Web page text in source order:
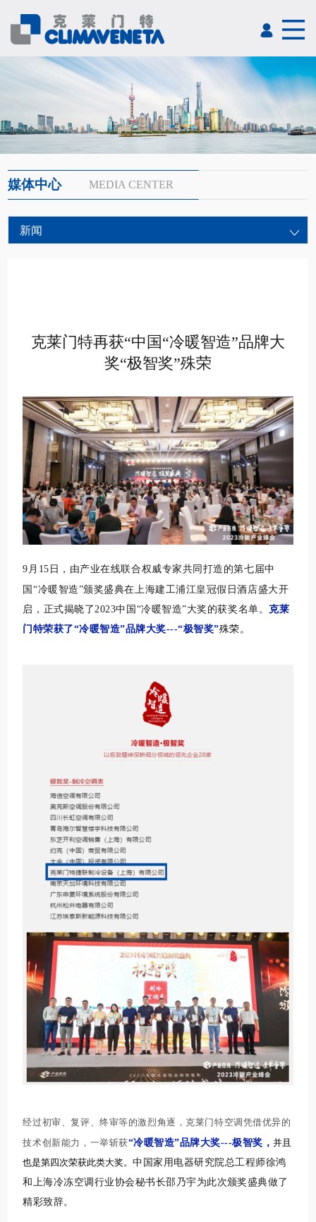
媒体中心 MEDIA CENTER
新闻
克莱门特再获“中国“冷暖智造”品牌大
奖“极智奖”殊荣
9月15日，由产业在线联合权威专家共同打造的第七届中
国“冷暖智造”颁奖盛典在上海建工浦江皇冠假日酒店盛大开
启，正式揭晓了2023中国“冷暖智造”大奖的获奖名单。克莱
门特荣获了“冷暖智造”品牌大奖---“极智奖”殊荣。
经过初审、复评、终审等的激烈角逐，克莱门特空调凭借优异的
技术创新能力，一举斩获“冷暖智造”品牌大奖---极智奖，并且
也是第四次荣获此类大奖。中国家用电器研究院总工程师徐鸿
和上海冷冻空调行业协会秘书长邵乃宇为此次颁奖盛典做了
精彩致辞。